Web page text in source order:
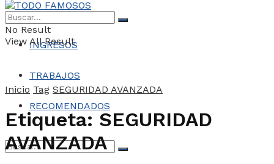
COCHES
INGRESOS
TRABAJOS
RECOMENDADOS
No Result
View All Result
Inicio Tag SEGURIDAD AVANZADA
Etiqueta: SEGURIDAD
AVANZADA